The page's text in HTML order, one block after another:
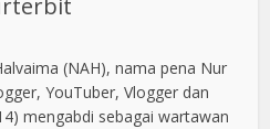
(NAH), nama pena Nur
YouTuber, Vlogger dan
mengabdi sebagai wartawan